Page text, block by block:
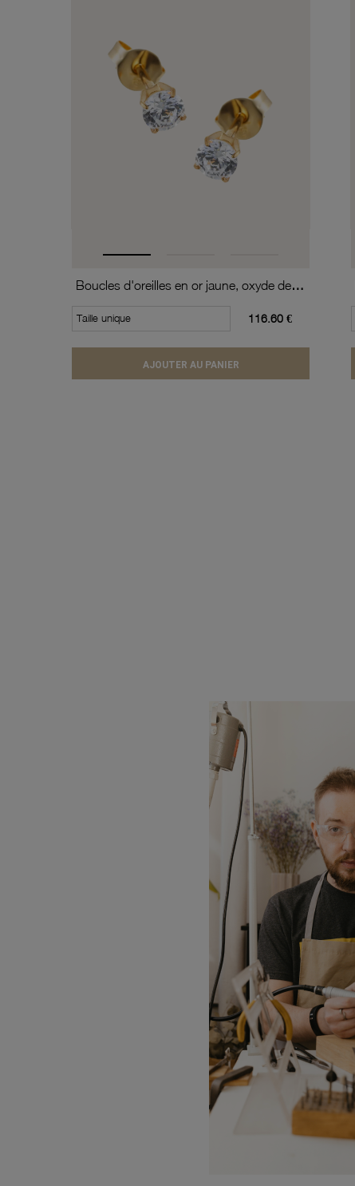
Boucles d'oreilles en or jaune, oxyde de zirconium (moyen modèle).
Taille unique 116.60 €
AJOUTER AU PANIER